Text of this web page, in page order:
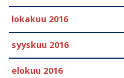
lokakuu 2016
syyskuu 2016
elokuu 2016